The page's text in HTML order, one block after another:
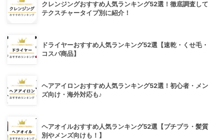
クレンジングおすすめ人気ランキング52選！徹底調査して
テクスチャータイプ別に紹介！
ドライヤーおすすめ人気ランキング52選【速乾・くせ毛・
コスパ商品】
ヘアアイロンおすすめ人気ランキング52選！初心者・メン
ズ向け・海外対応も♪
ヘアオイルおすすめ人気ランキング52選【プチプラ・髪質
別やメンズ向けも！】